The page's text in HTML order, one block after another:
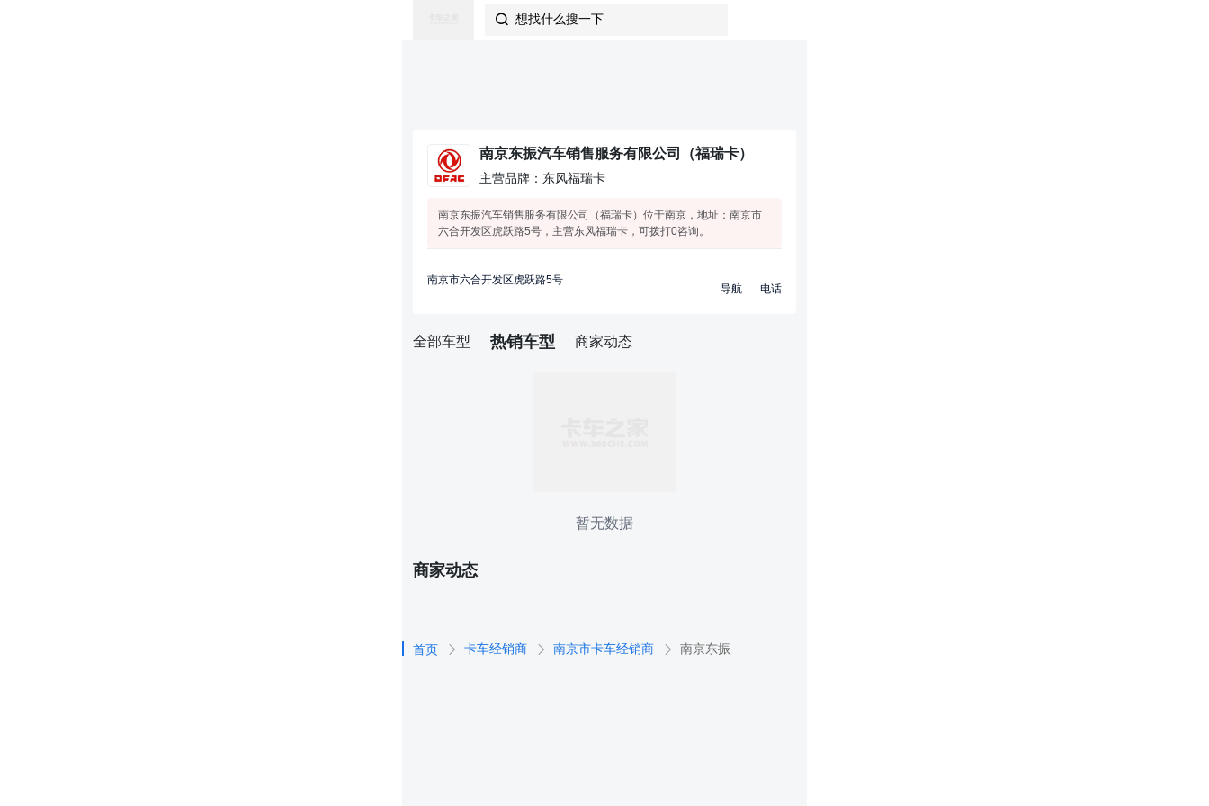
 想找什么搜一下
南京东振汽车销售服务有限公司（福瑞卡）
主营品牌：东风福瑞卡
南京东振汽车销售服务有限公司（福瑞卡）位于南京，地址：南京市
六合开发区虎跃路5号，主营东风福瑞卡，可拨打0咨询。
南京市六合开发区虎跃路5号
导航 电话
全部车型 热销车型 商家动态
暂无数据
商家动态
首页 卡车经销商 南京市卡车经销商 南京东振